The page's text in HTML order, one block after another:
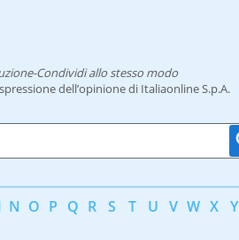
Condividi allo stesso modo
dell’opinione di Italiaonline S.p.A.
N O P Q R S T U V W X Y